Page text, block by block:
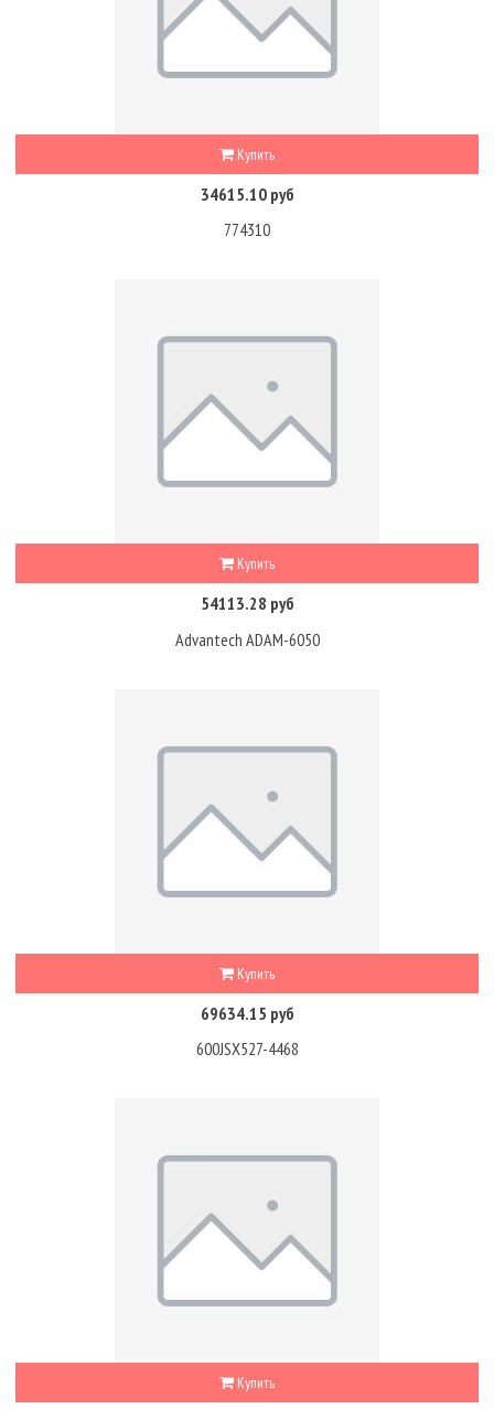
Купить
34615.10 руб
774310
Купить
54113.28 руб
Advantech ADAM-6050
Купить
69634.15 руб
600JSX527-4468
Купить